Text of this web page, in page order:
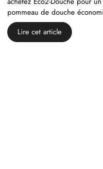
pommeau de douche
Lire cet article